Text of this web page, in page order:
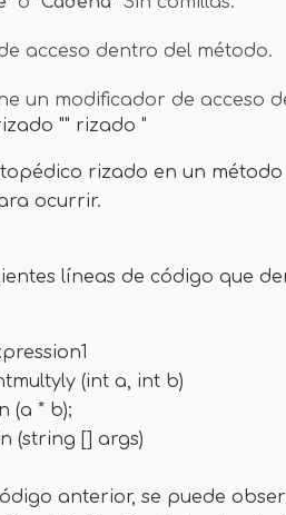
acceso dentro del método.
un modificador de acceso
"" rizado "
rizado en un método
ocurrir.
líneas de código que
(int a, int b)
(a * b);
(string [] args)
anterior, se puede